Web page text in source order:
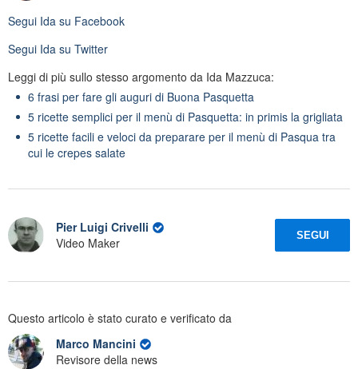
Segui Ida su Facebook
Segui Ida su Twitter
Leggi di più sullo stesso argomento da Ida Mazzuca:
6 frasi per fare gli auguri di Buona Pasquetta
5 ricette semplici per il menù di Pasquetta: in primis la grigliata
5 ricette facili e veloci da preparare per il menù di Pasqua tra
cui le crepes salate
Pier Luigi Crivelli
Video Maker
SEGUI
Questo articolo è stato curato e verificato da
Marco Mancini
Revisore della news